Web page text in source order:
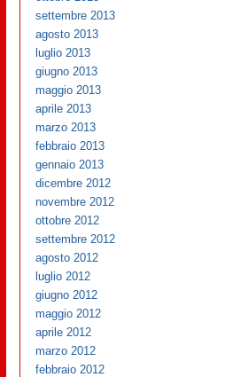
settembre 2013
agosto 2013
luglio 2013
giugno 2013
maggio 2013
aprile 2013
marzo 2013
febbraio 2013
gennaio 2013
dicembre 2012
novembre 2012
ottobre 2012
settembre 2012
agosto 2012
luglio 2012
giugno 2012
maggio 2012
aprile 2012
marzo 2012
febbraio 2012